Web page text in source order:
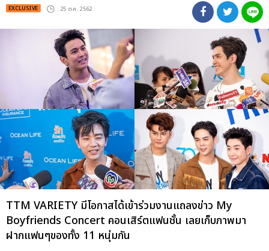
EXCLUSIVE : 25 ต.ค. 2562
TTM VARIETY มีโอกาสได้เข้าร่วมงานแถลงข่าว My
Boyfriends Concert คอนเสิร์ตแฟนชั้น เลยเก็บภาพมา
ฝากแฟนๆของทั้ง 11 หนุ่มกัน